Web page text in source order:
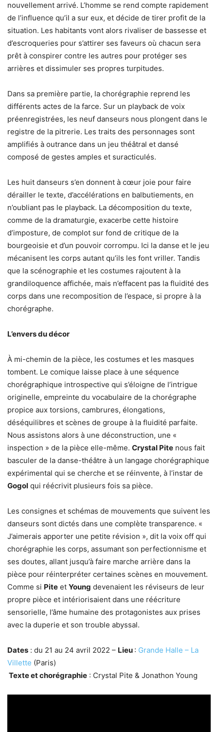
nouvellement arrivé. L’homme se rend compte rapidement
de l’influence qu’il a sur eux, et décide de tirer profit de la
situation. Les habitants vont alors rivaliser de bassesse et
d’escroqueries pour s’attirer ses faveurs où chacun sera
prêt à conspirer contre les autres pour protéger ses
arrières et dissimuler ses propres turpitudes.
Dans sa première partie, la chorégraphie reprend les
différents actes de la farce. Sur un playback de voix
préenregistrées, les neuf danseurs nous plongent dans le
registre de la pitrerie. Les traits des personnages sont
amplifiés à outrance dans un jeu théâtral et dansé
composé de gestes amples et suracticulés.
Les huit danseurs s’en donnent à cœur joie pour faire
dérailler le texte, d’accélérations en balbutiements, en
n’oubliant pas le playback. La décomposition du texte,
comme de la dramaturgie, exacerbe cette histoire
d’imposture, de complot sur fond de critique de la
bourgeoisie et d’un pouvoir corrompu. Ici la danse et le jeu
mécanisent les corps autant qu’ils les font vriller. Tandis
que la scénographie et les costumes rajoutent à la
grandiloquence affichée, mais n’effacent pas la fluidité des
corps dans une recomposition de l’espace, si propre à la
chorégraphe.
L’envers du décor
À mi-chemin de la pièce, les costumes et les masques
tombent. Le comique laisse place à une séquence
chorégraphique introspective qui s’éloigne de l’intrigue
originelle, empreinte du vocabulaire de la chorégraphe
propice aux torsions, cambrures, élongations,
déséquilibres et scènes de groupe à la fluidité parfaite.
Nous assistons alors à une déconstruction, une «
inspection » de la pièce elle-même. Crystal Pite nous fait
basculer de la danse-théâtre à un langage chorégraphique
expérimental qui se cherche et se réinvente, à l’instar de
Gogol qui réécrivit plusieurs fois sa pièce.
Les consignes et schémas de mouvements que suivent les
danseurs sont dictés dans une complète transparence. «
J’aimerais apporter une petite révision », dit la voix off qui
chorégraphie les corps, assumant son perfectionnisme et
ses doutes, allant jusqu’à faire marche arrière dans la
pièce pour réinterpréter certaines scènes en mouvement.
Comme si Pite et Young devenaient les réviseurs de leur
propre pièce et intériorisaient dans une réécriture
sensorielle, l’âme humaine des protagonistes aux prises
avec la duperie et son trouble abyssal.
Dates : du 21 au 24 avril 2022 – Lieu : Grande Halle – La
Villette (Paris)
Texte et chorégraphie : Crystal Pite & Jonathon Young